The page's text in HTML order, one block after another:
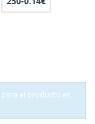
el producto es